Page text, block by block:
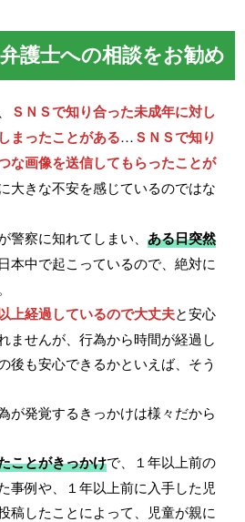
護士への相談をお勧め
ＳＮＳで知り合った未成年に対し
まったことがある…ＳＮＳで知り
な画像を送信してもらったことが
大きな不安を感じているのではな
警察に知れてしまい、ある日突然
本中で起こっているので、絶対に
上経過しているので大丈夫と安心
ませんが、行為から時間が経過し
後も安心できるかといえば、そう
が発覚するきっかけは様々だから
ことがきっかけで、１年以上前の
事例や、１年以上前に入手した児
稿したことによって、児童が親に